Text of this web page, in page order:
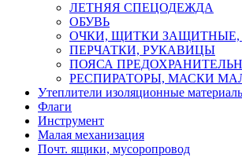
ЛЕТНЯЯ СПЕЦОДЕЖДА
ОБУВЬ
ОЧКИ, ЩИТКИ
ПЕРЧАТКИ, РУКАВИЦЫ
ПОЯСА
РЕСПИРАТОРЫ, МАСКИ
Утеплители изоляционные
Флаги
Инструмент
Малая механизация
Почт. ящики, мусоропровод